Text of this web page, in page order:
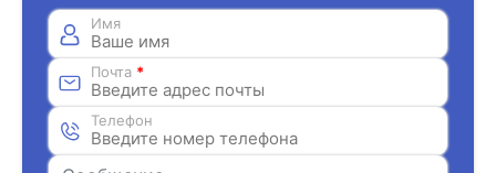
Имя
Почта *
Телефон